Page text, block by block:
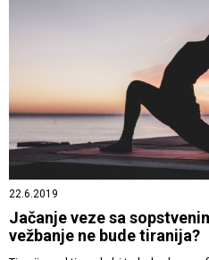
22.6.2019
Jačanje veze sa
vežbanje ne bude tiranija?